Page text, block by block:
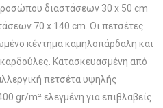
διαστάσεων 30 x 50 cm
70 x 140 cm. Οι πετσέτες
κέντημα καμηλοπάρδαλη και
Κατασκευασμένη από
πετσέτα υψηλής
gr/m² ελεγμένη για επιβλαβείς